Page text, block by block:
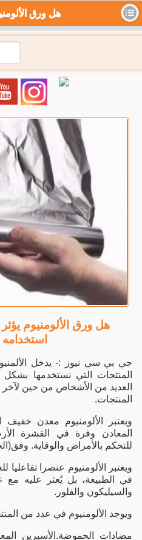
هل ورق الألومنيوم
جي بي سي نيوز :- يدخل
المنتجات التي نستخدمها
العديد من الأشخاص من حين لآخر
المنتجات.
ويعتبر الألومنيوم معدن
المعادن وفرة في القشرة
للتحكم بالأمراض والوقاية.
ويعتبر الألومنيوم عنصرا تفاعليا
في الطبيعة، بل يُعثر عليه مع
والسيليكون والفلور.
ويوجد الألومنيوم في عدد من
مضادات الحموضة.الأسبرين